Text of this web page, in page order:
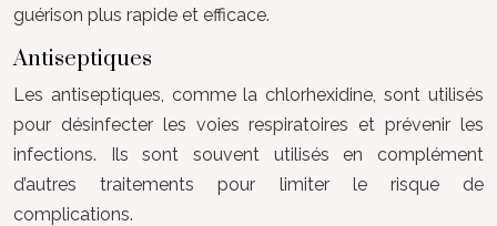
guérison plus rapide et efficace.
Antiseptiques
Les antiseptiques, comme la chlorhexidine, sont utilisés
pour désinfecter les voies respiratoires et prévenir les
infections. Ils sont souvent utilisés en complément
d’autres traitements pour limiter le risque de
complications.